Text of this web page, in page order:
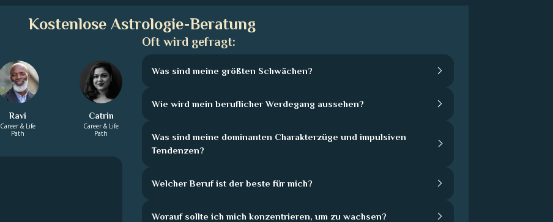
Kostenlose Astrologie-Beratung
Ravi
Career & Life
Path
Catrin
Career & Life
Path
Oft wird gefragt:
Was sind meine größten Schwächen?
Wie wird mein beruflicher Werdegang aussehen?
Was sind meine dominanten Charakterzüge und impulsiven
Tendenzen?
Welcher Beruf ist der beste für mich?
Worauf sollte ich mich konzentrieren, um zu wachsen?